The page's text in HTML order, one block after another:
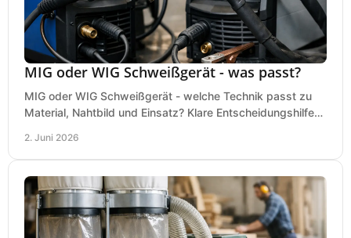
MIG oder WIG Schweißgerät - was passt?
MIG oder WIG Schweißgerät - welche Technik passt zu
Material, Nahtbild und Einsatz? Klare Entscheidungshilfe
2. Juni 2026